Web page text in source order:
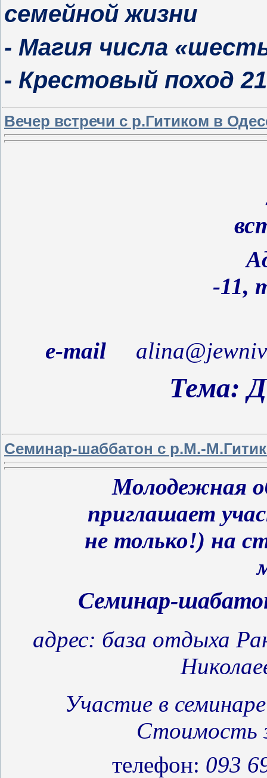
семейной жизни
- Магия числа
- Крестовый поход
Вечер встречи с р.Гитиком в
-11,
e-mail alina@
Тема:
Семинар-шаббатон с р.М.-
Молодежная
приглашает
не только!) на
Семинар-
адрес: база отдыха
Участие в
Стоимость
телефон: 093